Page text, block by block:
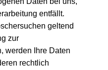
entfällt.
geltend
zur
werden Ihre Daten
rechtlich